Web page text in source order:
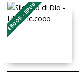
EBOOK - EPUB